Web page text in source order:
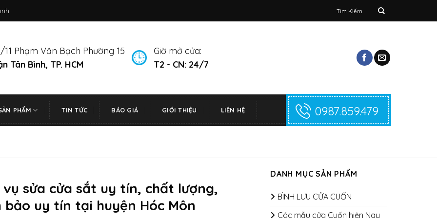
kiếm:
11 Phạm Văn Bạch Phường 15
Tân Bình, TP. HCM
Giờ mở cửa:
T2 - CN: 24/7
PHẨM TIN TỨC BÁO GIÁ GIỚI THIỆU LIÊN HỆ 0987.859.479
DANH MỤC SẢN PHẨM
BÌNH LƯU CỬA CUỐN
Các mẫu cửa Cuốn hiện Nay
vụ sửa cửa sắt uy tín, chất lượng,
bảo uy tín tại huyện Hóc Môn